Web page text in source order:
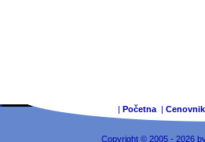
| Početna| Cenovnik
Copyright © 2005 - 2026